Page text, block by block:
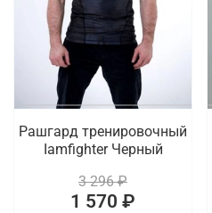
Рашгард тренировочный
Iamfighter Черный
3 296 ₽
1 570 ₽